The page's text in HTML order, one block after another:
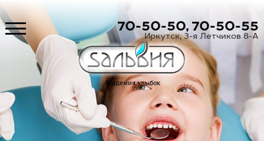
70-50-50, 70-50-55
Иркутск, 3-я Летчиков 8-А
Академия улыбок